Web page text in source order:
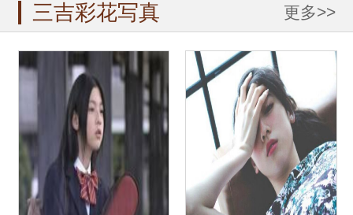
三吉彩花写真 更多>>